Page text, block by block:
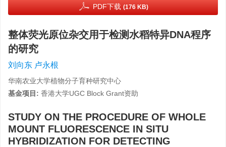
PDF下载 (176 KB)
整体荧光原位杂交用于检测水稻特异DNA程序
的研究
刘向东 卢永根
华南农业大学植物分子育种研究中心
基金项目: 香港大学UGC Block Grant资助
STUDY ON THE PROCEDURE OF WHOLE
MOUNT FLUORESCENCE IN SITU
HYBRIDIZATION FOR DETECTING